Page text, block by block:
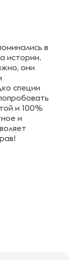
в
истории.
они
специи
и 100%
и